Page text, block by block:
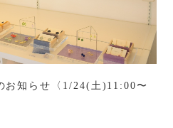
お知らせ〈1/24(土)11:00〜